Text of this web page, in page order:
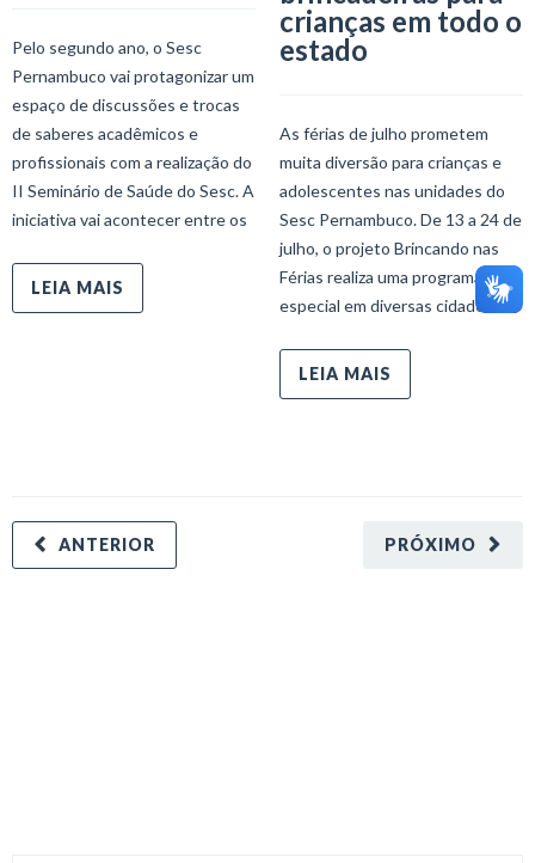
Pelo segundo ano, o Sesc
Pernambuco vai protagonizar um
espaço de discussões e trocas
de saberes acadêmicos e
profissionais com a realização do
II Seminário de Saúde do Sesc. A
iniciativa vai acontecer entre os
LEIA MAIS
crianças em todo o
estado
As férias de julho prometem
muita diversão para crianças e
adolescentes nas unidades do
Sesc Pernambuco. De 13 a 24 de
julho, o projeto Brincando nas
Férias realiza uma programação
especial em diversas cidades do
LEIA MAIS
PRÓXIMO
ANTERIOR